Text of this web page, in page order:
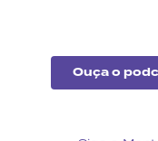
Ouça o